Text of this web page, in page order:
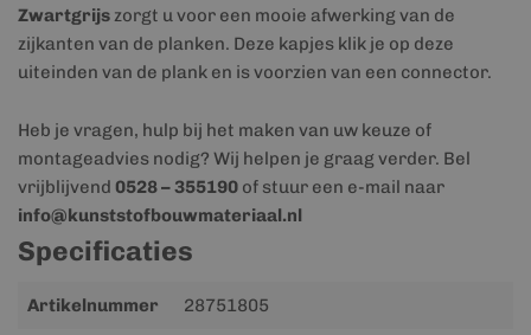
Zwartgrijszorgt u voor een mooie afwerking van de
zijkanten van de planken. Deze kapjes klik je op deze
uiteinden van de plank en is voorzien van een connector.
Heb je vragen, hulp bij het maken van uw keuze of
montageadvies nodig? Wij helpen je graag verder. Bel
vrijblijvend 0528 – 355190 of stuur een e-mail naar
info@kunststofbouwmateriaal.nl
Specificaties
Meer
Artikelnummer 28751805